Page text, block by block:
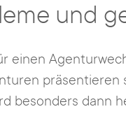
und
einen
besonders dann